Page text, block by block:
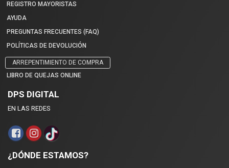
REGISTRO MAYORISTAS
AYUDA
PREGUNTAS FRECUENTES (FAQ)
POLÍTICAS DE DEVOLUCIÓN
ARREPENTIMIENTO DE COMPRA
LIBRO DE QUEJAS ONLINE
DPS DIGITAL
EN LAS REDES
¿DÓNDE ESTAMOS?